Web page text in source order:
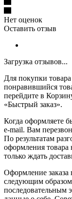
Нет оценок
Оставить отзыв
Загрузка отзывов...
Для покупки
понравившийся
перейдите в
«Быстрый заказ».
Когда оформляете
e-mail. Вам
По результатам
оформления товара
только ждать
Оформление заказа
следующим
последовательным